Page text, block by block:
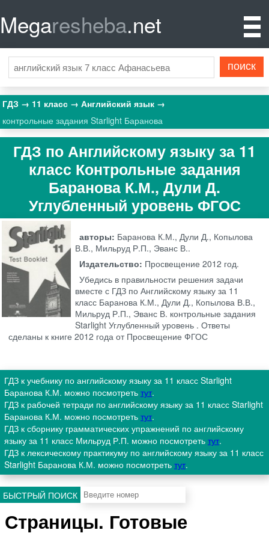
Megaresheba.net
ГДЗ 11 класс
Английский язык
контрольные задания Starlight Баранова
ГДЗ по Английскому языку за 11
класс Контрольные задания
Баранова К.М., Дули Д.
Углубленный уровень ФГОС
авторы: Баранова К.М., Дули Д., Копылова
В.В., Мильруд Р.П., Эванс В..
Издательство: Просвещение 2012 год.
Убедись в правильности решения задачи
вместе с ГДЗ по Английскому языку за 11
класс Баранова К.М., Дули Д., Копылова В.В.,
Мильруд Р.П., Эванс В. контрольные задания
Starlight Углубленный уровень . Ответы
сделаны к книге 2012 года от Просвещение ФГОС
ГДЗ к учебнику по английскому языку за 11 класс Starlight
Баранова К.М. можно посмотреть тут.
ГДЗ к рабочей тетради по английскому языку за 11 класс Starlight
Баранова К.М. можно посмотреть тут.
ГДЗ к сборнику грамматических упражнений по английскому
языку за 11 класс Мильруд Р.П. можно посмотреть тут.
ГДЗ к лексическому практикуму по английскому языку за 11 класс
Starlight Баранова К.М. можно посмотреть тут.
БЫСТРЫЙ ПОИСК
Страницы. Готовые